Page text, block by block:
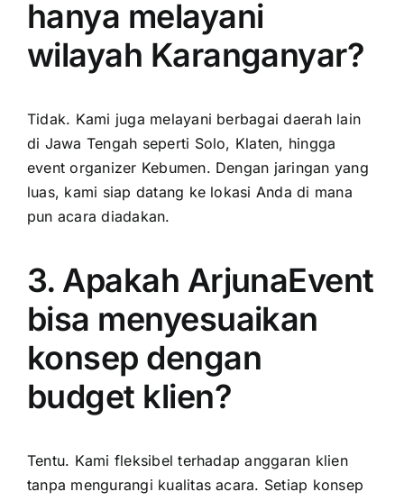
hanya melayani
wilayah Karanganyar?
Tidak. Kami juga melayani berbagai daerah lain
di Jawa Tengah seperti Solo, Klaten, hingga
event organizer Kebumen. Dengan jaringan yang
luas, kami siap datang ke lokasi Anda di mana
pun acara diadakan.
3. Apakah ArjunaEvent
bisa menyesuaikan
konsep dengan
budget klien?
Tentu. Kami fleksibel terhadap anggaran klien
tanpa mengurangi kualitas acara. Setiap konsep